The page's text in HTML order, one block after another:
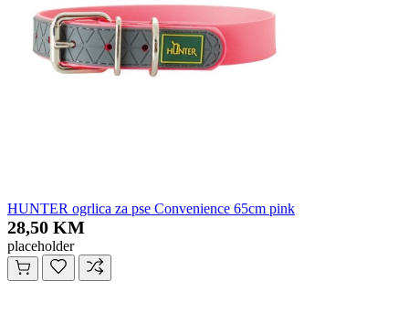
HUNTER ogrlica za pse Convenience 65cm pink
28,50 KM
placeholder